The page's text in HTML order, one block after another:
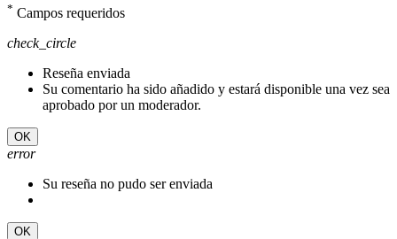
* Campos requeridos
check_circle
Reseña enviada
Su comentario ha sido añadido y estará disponible una vez sea
aprobado por un moderador.
OK
error
Su reseña no pudo ser enviada
OK